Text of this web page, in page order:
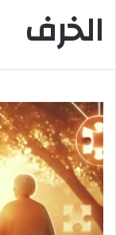
الخرف